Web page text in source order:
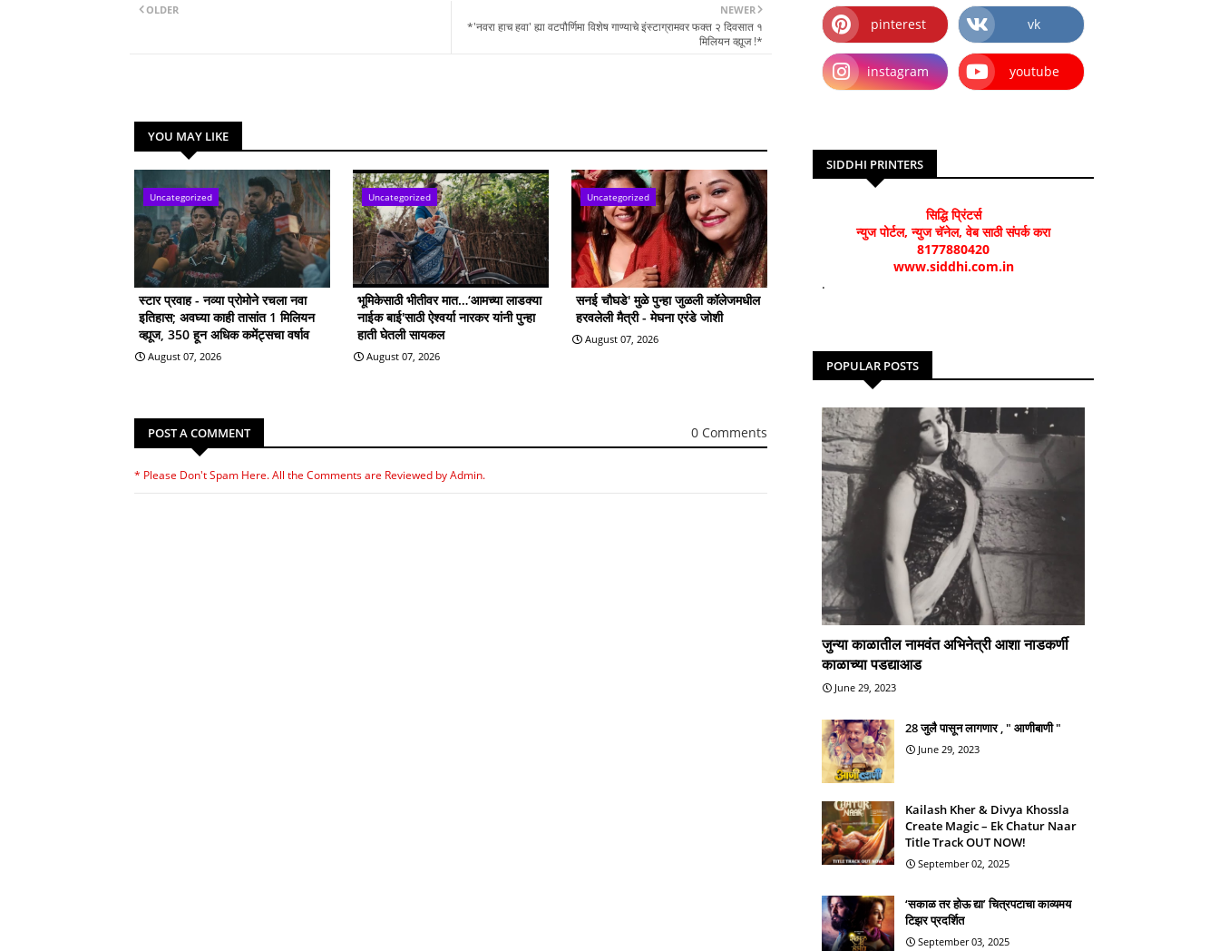
NEWER
*'नवरा हाच हवा' ह्या वटपौर्णिमा विशेष गाण्याचे इंस्टाग्रामवर फक्त २ दिवसात १
मिलियन व्ह्यूज !*
OLDER
YOU MAY LIKE
Uncategorized
स्टार प्रवाह - नव्या प्रोमोने रचला नवा
इतिहास; अवघ्या काही तासांत 1 मिलियन
व्ह्यूज, 350 हून अधिक कमेंट्सचा वर्षाव
August 07, 2026
Uncategorized
भूमिकेसाठी भीतीवर मात…‘आमच्या लाडक्या
नाईक बाई'साठी ऐश्वर्या नारकर यांनी पुन्हा
हाती घेतली सायकल
August 07, 2026
Uncategorized
सनई चौघडे' मुळे पुन्हा जुळली कॉलेजमधील
हरवलेली मैत्री - मेघना एरंडे जोशी
August 07, 2026
POST A COMMENT 0 Comments
* Please Don't Spam Here. All the Comments are Reviewed by Admin.
pinterest vk
instagram youtube
SIDDHI PRINTERS
सिद्धि प्रिंटर्स
न्युज पोर्टल, न्युज चॅनेल, वेब साठी संपर्क करा
8177880420
www.siddhi.com.in
.
POPULAR POSTS
जुन्या काळातील नामवंत अभिनेत्री आशा नाडकर्णी
काळाच्या पडद्याआड
June 29, 2023
28 जुलै पासून लागणार , " आणीबाणी "
June 29, 2023
Kailash Kher & Divya Khossla
Create Magic – Ek Chatur Naar
Title Track OUT NOW!
September 02, 2025
‘सकाळ तर होऊ द्या’ चित्रपटाचा काव्यमय
टिझर प्रदर्शित
September 03, 2025